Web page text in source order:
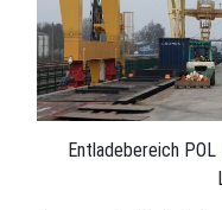
Entladebereich